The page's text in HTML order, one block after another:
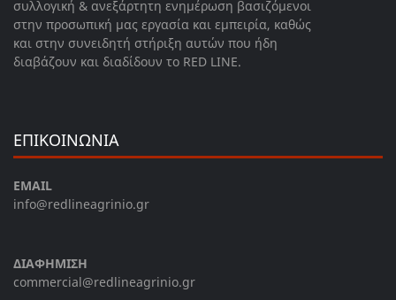
συλλογική & ανεξάρτητη ενημέρωση βασιζόμενοι
στην προσωπική μας εργασία και εμπειρία, καθώς
και στην συνειδητή στήριξη αυτών που ήδη
διαβάζουν και διαδίδουν το RED LINE.
ΕΠΙΚΟΙΝΩΝΙΑ
EMAIL
info@redlineagrinio.gr
ΔΙΑΦΗΜΙΣΗ
commercial@redlineagrinio.gr